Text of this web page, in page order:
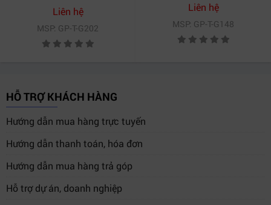
Liên hệ
MSP: GP-T-G202
Liên hệ
MSP: GP-T-G148
HỖ TRỢ KHÁCH HÀNG
Hướng dẫn mua hàng trực tuyến
Hướng dẫn thanh toán, hóa đơn
Hướng dẫn mua hàng trả góp
Hỗ trợ dự án, doanh nghiệp